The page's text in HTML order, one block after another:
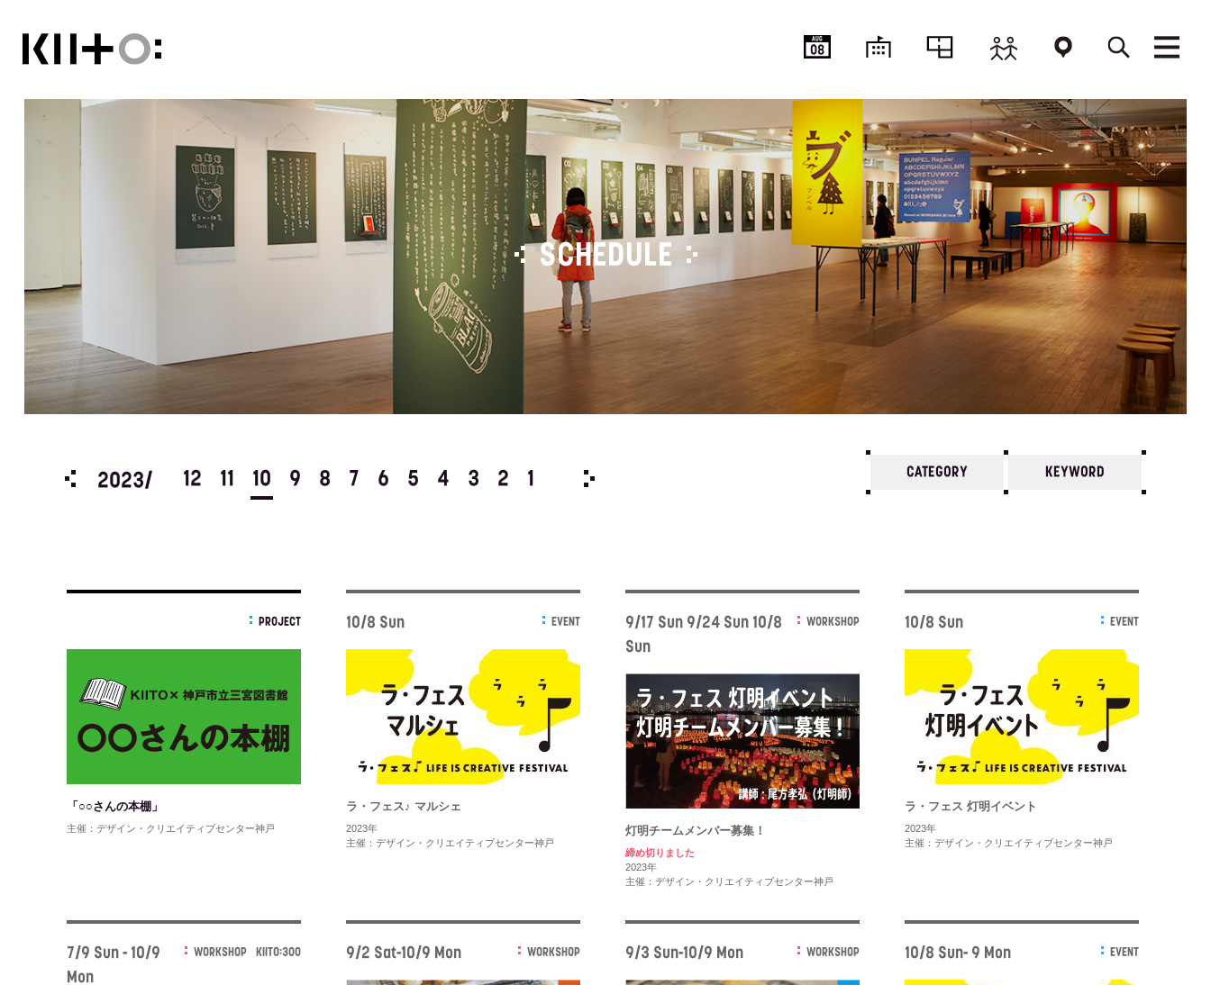
AUG
08
SCHEDULE
1 2023/ 12 11 10 9 8 7 6 5 4 3 2 1 2022/ 4 3 2 2021/
CATEGORY KEYWORD
PROJECT
「○○さんの本棚」
主催：デザイン・クリエイティブセンター神戸
10/8 Sun EVENT
ラ・フェス♪ マルシェ
2023年
主催：デザイン・クリエイティブセンター神戸
9/17 Sun 9/24 Sun 10/8
Sun
WORKSHOP
灯明チームメンバー募集！
締め切りました
2023年
主催：デザイン・クリエイティブセンター神戸
10/8 Sun EVENT
ラ・フェス 灯明イベント
2023年
主催：デザイン・クリエイティブセンター神戸
7/9 Sun - 10/9
Mon
WORKSHOP KIITO:300 9/2 Sat-10/9 Mon WORKSHOP 9/3 Sun-10/9 Mon WORKSHOP 10/8 Sun- 9 Mon EVENT